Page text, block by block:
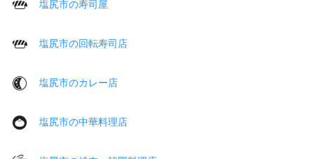
塩尻市の寿司屋
塩尻市の回転寿司店
塩尻市のカレー店
塩尻市の中華料理店